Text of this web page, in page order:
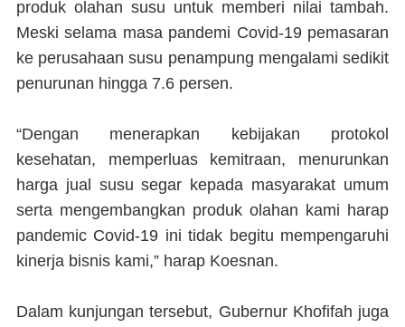
produk olahan susu untuk memberi nilai tambah.
Meski selama masa pandemi Covid-19 pemasaran
ke perusahaan susu penampung mengalami sedikit
penurunan hingga 7.6 persen.
“Dengan menerapkan kebijakan protokol
kesehatan, memperluas kemitraan, menurunkan
harga jual susu segar kepada masyarakat umum
serta mengembangkan produk olahan kami harap
pandemic Covid-19 ini tidak begitu mempengaruhi
kinerja bisnis kami,” harap Koesnan.
Dalam kunjungan tersebut, Gubernur Khofifah juga